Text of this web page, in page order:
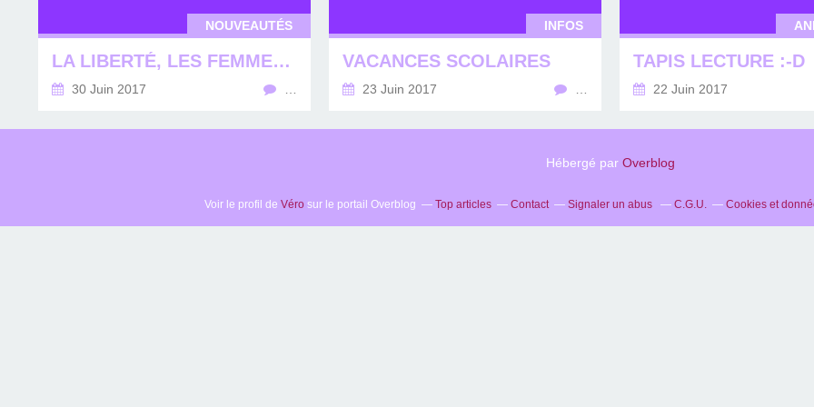
NOUVEAUTÉS
LA LIBERTÉ, LES FEMMES, LA LIBERTÉ DES FEMMES...
30 Juin 2017
INFOS
VACANCES SCOLAIRES
23 Juin 2017
TAPIS LECTURE :-D
22 Juin 2017
Hébergé par Overblog
Voir le profil de Vérosur le portail Overblog Top articles Contact Signaler un abus C.G.U. Cookies et